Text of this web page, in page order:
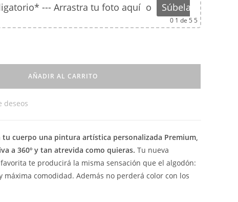
--- Arrastra tu foto aquí o Súbela
0 1 de 5 5
AÑADIR AL CARRITO
deseos
tu cuerpo una pintura artística personalizada Premium,
a 360º y tan atrevida como quieras. Tu nueva
te producirá la misma sensación que el algodón:
máxima comodidad. Además no perderá color con los